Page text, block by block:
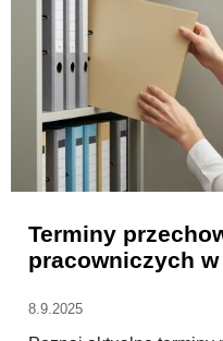
PRAWO W
ZMIANY W PRAWIE
WZORY
FORUM PRAWNE
Terminy
pracowniczych w
8.9.2025